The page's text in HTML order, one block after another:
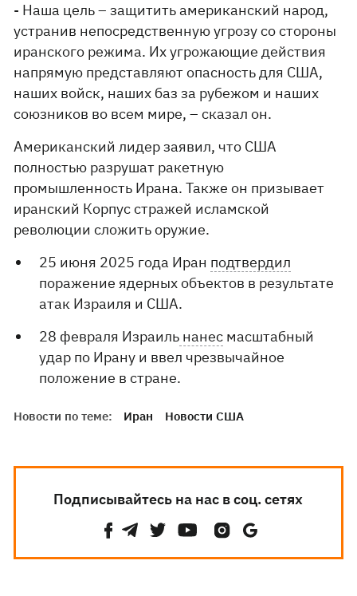
- Наша цель – защитить американский народ,
устранив непосредственную угрозу со стороны
иранского режима. Их угрожающие действия
напрямую представляют опасность для США,
наших войск, наших баз за рубежом и наших
союзников во всем мире, – сказал он.
Американский лидер заявил, что США
полностью разрушат ракетную
промышленность Ирана. Также он призывает
иранский Корпус стражей исламской
революции сложить оружие.
25 июня 2025 года Иран подтвердил
поражение ядерных объектов в результате
атак Израиля и США.
28 февраля Израиль нанес масштабный
удар по Ирану и ввел чрезвычайное
положение в стране.
Новости по теме: Иран Новости США
Подписывайтесь на нас в соц. сетях